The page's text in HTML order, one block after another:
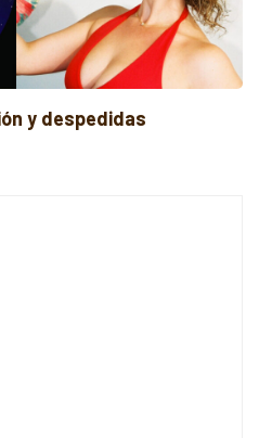
y despedidas